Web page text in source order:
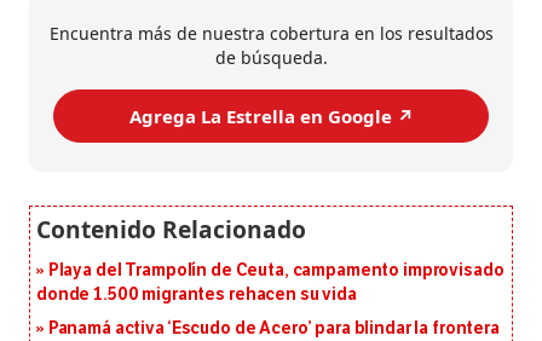
Encuentra más de nuestra cobertura en los resultados
de búsqueda.
Agrega La Estrella en Google ↗️
Playa del Trampolín de Ceuta, campamento improvisado
donde 1.500 migrantes rehacen su vida
Panamá activa ‘Escudo de Acero’ para blindar la frontera